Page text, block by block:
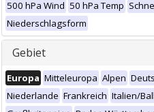
500 hPa Wind 50 hPa Temp
Niederschlagsform
Gebiet
Europa Mitteleuropa Alpen
Niederlande Frankreich Italien/